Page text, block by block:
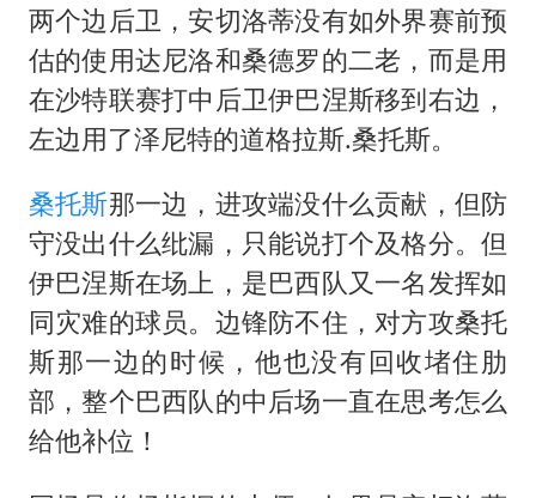
两个边后卫，安切洛蒂没有如外界赛前预
估的使用达尼洛和桑德罗的二老，而是用
在沙特联赛打中后卫伊巴涅斯移到右边，
左边用了泽尼特的道格拉斯.桑托斯。
桑托斯那一边，进攻端没什么贡献，但防
守没出什么纰漏，只能说打个及格分。但
伊巴涅斯在场上，是巴西队又一名发挥如
同灾难的球员。边锋防不住，对方攻桑托
斯那一边的时候，他也没有回收堵住肋
部，整个巴西队的中后场一直在思考怎么
给他补位！